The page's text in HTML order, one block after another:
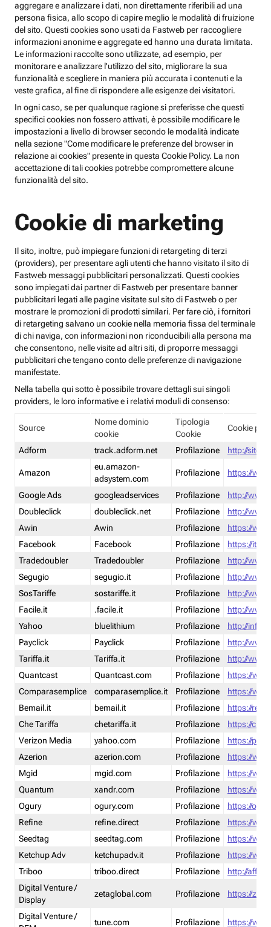
aggregare e analizzare i dati, non direttamente riferibili ad una
persona fisica, allo scopo di capire meglio le modalità di fruizione
del sito. Questi cookies sono usati da Fastweb per raccogliere
informazioni anonime e aggregate ed hanno una durata limitata.
Le informazioni raccolte sono utilizzate, ad esempio, per
monitorare e analizzare l'utilizzo del sito, migliorare la sua
funzionalità e scegliere in maniera più accurata i contenuti e la
veste grafica, al fine di rispondere alle esigenze dei visitatori.
In ogni caso, se per qualunque ragione si preferisse che questi
specifici cookies non fossero attivati, è possibile modificare le
impostazioni a livello di browser secondo le modalità indicate
nella sezione "Come modificare le preferenze del browser in
relazione ai cookies" presente in questa Cookie Policy. La non
accettazione di tali cookies potrebbe compromettere alcune
funzionalità del sito.
Cookie di marketing
Il sito, inoltre, può impiegare funzioni di retargeting di terzi
(providers), per presentare agli utenti che hanno visitato il sito di
Fastweb messaggi pubblicitari personalizzati. Questi cookies
sono impiegati dai partner di Fastweb per presentare banner
pubblicitari legati alle pagine visitate sul sito di Fastweb o per
mostrare le promozioni di prodotti similari. Per fare ciò, i fornitori
di retargeting salvano un cookie nella memoria fissa del terminale
di chi naviga, con informazioni non riconducibili alla persona ma
che consentono, nelle visite ad altri siti, di proporre messaggi
pubblicitari che tengano conto delle preferenze di navigazione
manifestate.
Nella tabella qui sotto è possibile trovare dettagli sui singoli
providers, le loro informative e i relativi moduli di consenso:
Source
Nome dominio
cookie
Tipologia
Cookie
Cookie
Adform track.adform.net Profilazione http://
Amazon
eu.amazon-
adsystem.com
Profilazione https://
Google Ads googleadservices Profilazione
http://
Doubleclick
doubleclick.net Profilazione
http://
Awin
Awin Profilazione
https://
Facebook
Facebook Profilazione
https://it-
Tradedoubler
Tradedoubler Profilazione
http://
Segugio
segugio.it Profilazione
http://
SosTariffe
sostariffe.it Profilazione
http://
Facile.it
.facile.it Profilazione
http://
Yahoo
bluelithium Profilazione
http://
Payclick
Payclick Profilazione
http://
Tariffa.it
Tariffa.it Profilazione
http://
Quantcast
Quantcast.com Profilazione
https://
Comparasemplice
comparasemplice.it Profilazione
https://
Bemail.it
bemail.it Profilazione
https://
Che Tariffa
chetariffa.it Profilazione
https://
Verizon Media
yahoo.com Profilazione
https://
Azerion
azerion.com Profilazione
https://
Mgid
mgid.com Profilazione
https://
Quantum
xandr.com Profilazione
https://
Ogury
ogury.com Profilazione
https://
Refine
refine.direct Profilazione
https://
Seedtag
seedtag.com Profilazione
https://
Ketchup Adv
ketchupadv.it Profilazione
https://
Triboo
triboo.direct Profilazione
http://
Digital Venture /
Display
zetaglobal.com Profilazione https://
Digital Venture /
tune.com Profilazione https://